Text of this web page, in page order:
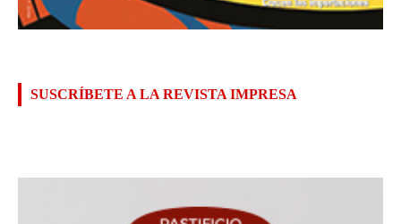
SUSCRÍBETE A LA REVISTA IMPRESA